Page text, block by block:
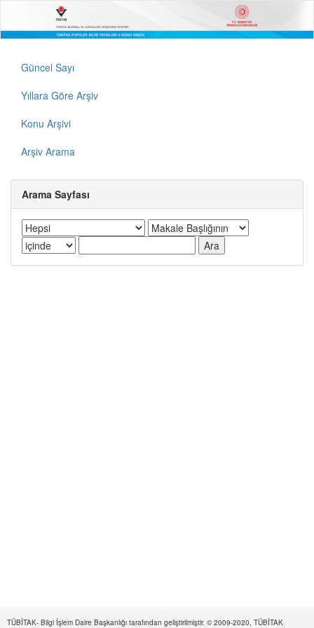
Güncel Sayı
Yıllara Göre Arşiv
Konu Arşivi
Arşiv Arama
Arama Sayfası
TÜBİTAK- Bilgi İşlem Daire Başkanlığı tarafından geliştirilmiştir. © 2009-2020, TÜBİTAK